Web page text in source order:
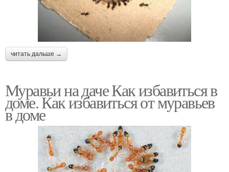
читать дальше →
Муравьи на даче Как избавиться в
доме. Как избавиться от муравьев
в доме